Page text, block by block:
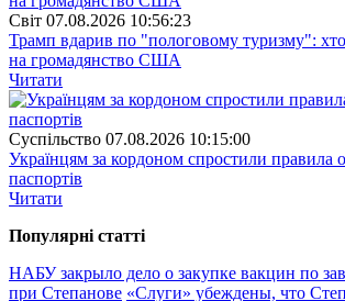
Свiт 07.08.2026 10:56:23
Трамп вдарив по "пологовому туризму":
на громадянство США
Читати
Суспiльство 07.08.2026 10:15:00
Українцям за кордоном спростили правила
паспортів
Читати
Популярнi статтi
НАБУ закрыло дело о закупке вакцин по
при Степанове «Слуги» убеждены, что